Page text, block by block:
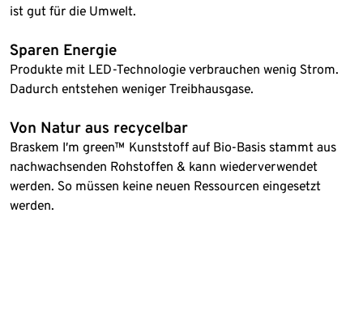
ist gut für die Umwelt.
Sparen Energie
Produkte mit LED-Technologie verbrauchen wenig Strom.
Dadurch entstehen weniger Treibhausgase.
Von Natur aus recycelbar
Braskem I’m green™ Kunststoff auf Bio-Basis stammt aus
nachwachsenden Rohstoffen & kann wiederverwendet
werden. So müssen keine neuen Ressourcen eingesetzt
werden.